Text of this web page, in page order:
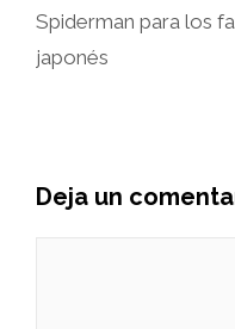
Spiderman para los
japonés
Deja un